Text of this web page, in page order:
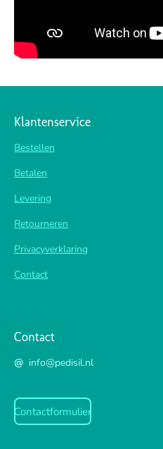
Klantenservice
Bestellen
Betalen
Levering
Retourneren
Privacyverklaring
Contact
Contact
@ info@pedisil.nl
Contactformulier